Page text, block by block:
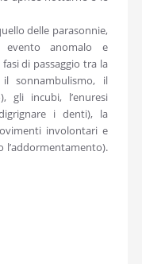
delle parasonnie,
evento anomalo e
di passaggio tra la
sonnambulismo, il
gli incubi, l’enuresi
i denti), la
involontari e
l’addormentamento).